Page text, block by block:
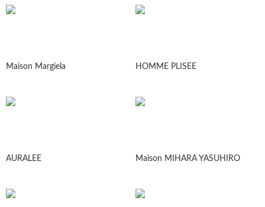
Maison Margiela HOMME PLISEE
AURALEE Maison MIHARA YASUHIRO